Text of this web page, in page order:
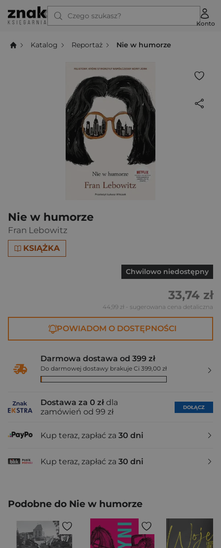
Czego szukasz?
Konto
Katalog Reportaż Nie w humorze
Nie w humorze
Fran Lebowitz
KSIĄŻKA
Chwilowo niedostępny
33,74 zł
44,99 zł - sugerowana cena detaliczna
POWIADOM O DOSTĘPNOŚCI
Darmowa dostawa od 399 zł
Do darmowej dostawy brakuje Ci 399,00 zł
Dostawa za 0 zł dla
zamówień od 99 zł
DOŁĄCZ
Kup teraz, zapłać za 30 dni
Kup teraz, zapłać za 30 dni
Podobne do Nie w humorze